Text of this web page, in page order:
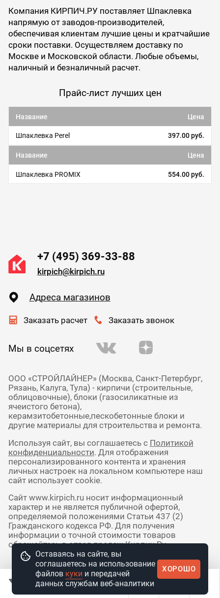
ФИЛЬТР
Компания КИРПИЧ.РУ поставляет Шпаклевка
напрямую от заводов-производителей,
обеспечивая клиентам лучшие цены и кратчайшие
сроки поставки. Осуществляем доставку по
Москве и Московской области. Любые объемы,
наличный и безналичный расчет.
Прайс-лист лучших цен
Название Цена
Шпаклевка Perel 397.00 руб.
Название Цена
Шпаклевка PROMIX 554.00 руб.
+7 (495) 369-33-88
kirpich@kirpich.ru
Адреса магазинов
Заказать расчет Заказать звонок
Мы в соцсетях
ООО «СТРОЙЛАЙНЕР» (Москва, Санкт-Петербург,
Рязань, Калуга, Тула) - кирпичи (строительные,
облицовочные), блоки (газосиликатные из
ячеистого бетона),
керамзитобетонные,пескобетонные блоки и
другие материалы для строительства и ремонта.
Используя сайт, вы соглашаетесь с Политикой
конфиденциальности. Для отображения
персонализированного контента и хранения
личных настроек на локальном компьютере наш
сайт использует cookie.
Сайт www.kirpich.ru носит информационный
характер и не является публичной офертой,
определяемой положениями Статьи 437 (2)
Гражданского кодекса РФ. Для получения
информации о точной стоимости товаров
обращайтесь в отдел продаж Кирпич Ру.
© 2010 - 2026 Интернет-магазин
стройматериалов КирпичРУ
Оставаясь на сайте, вы
соглашаетесь на использование
файлов куки и передачей
данных службам веб-аналитики
ХОРОШО